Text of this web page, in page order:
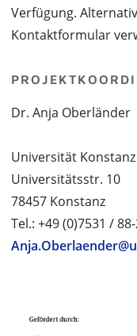
Verfügung.
Kontaktformular
Dr. Anja Oberländer
Universität Konstanz
Universitätsstr. 10
78457 Konstanz
Tel.: +49 (0)7531 /